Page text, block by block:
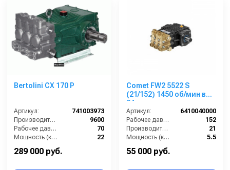
Bertolini CX 170 P
Артикул:
741003973
Производительность (л/ч):
9600
Рабочее давление (бар):
70
Мощность (кВт):
22
289 000 руб.
Comet FW2 5522 S
(21/152) 1450 об/мин вал
24мм
Артикул:
6410040000
Рабочее давление (бар):
152
Производительность (л/мин):
21
Мощность (кВт):
5.5
Обороты двигателя (об/мин):
55 000 руб.